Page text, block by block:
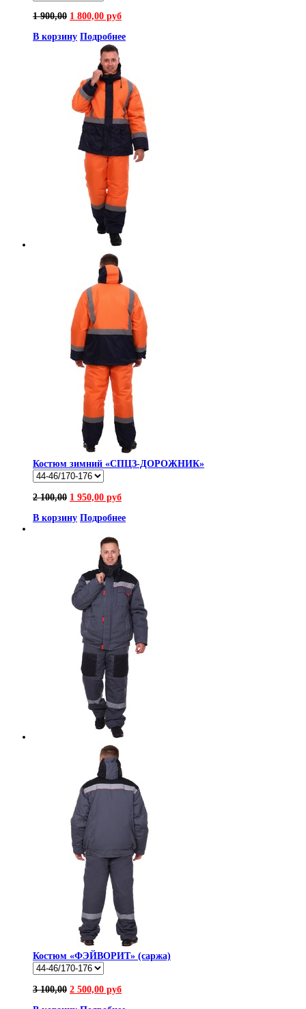
1 900,00 1 800,00 руб
В корзину Подробнее
Костюм зимний «СПЦЗ-ДОРОЖНИК»
2 100,00 1 950,00 руб
В корзину Подробнее
Костюм «ФЭЙВОРИТ» (саржа)
3 100,00 2 500,00 руб